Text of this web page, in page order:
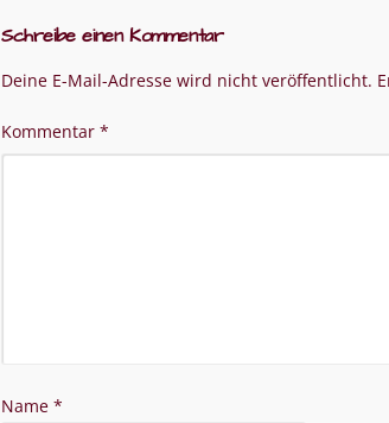
Schreibe einen Kommentar
Deine E-Mail-Adresse wird nicht veröffentlicht.
Kommentar *
Name *